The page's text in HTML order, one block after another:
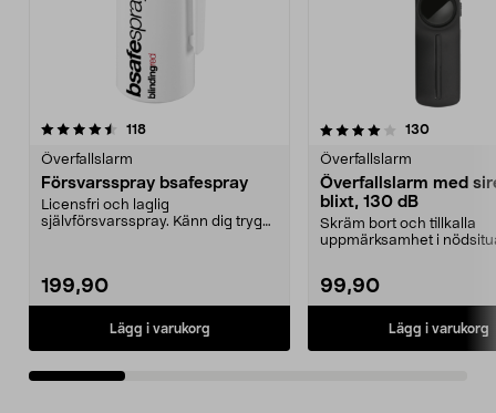
118recensioner
Överfallslarm
Försvarsspray bsafespray
Licensfri och laglig
självförsvarsspray. Känn dig trygg
199,90
Lägg i varukorg
4.0 av 5 stjärnor 130
Överfallslarm
Överfallslarm med
blixt, 130 dB
Skräm bort och tillkalla
uppmärksamhet i
99,90
Lägg i varukorg
4.5 av 5 stjärnor